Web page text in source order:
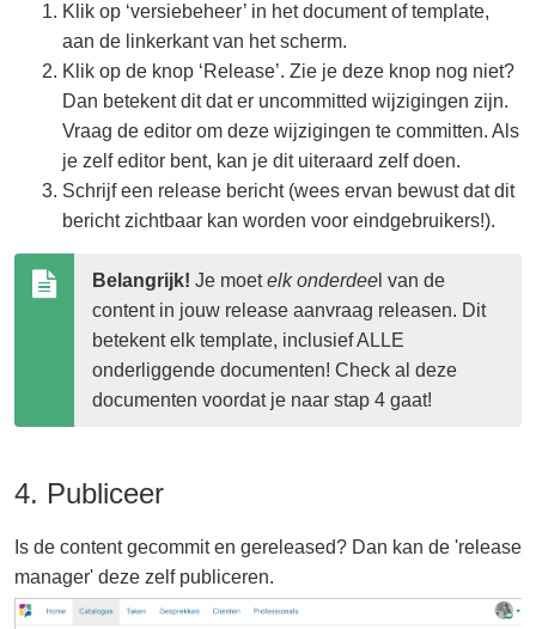
Klik op ‘versiebeheer’ in het document of template,
aan de linkerkant van het scherm.
Klik op de knop ‘Release’. Zie je deze knop nog niet?
Dan betekent dit dat er uncommitted wijzigingen zijn.
Vraag de editor om deze wijzigingen te committen. Als
je zelf editor bent, kan je dit uiteraard zelf doen.
Schrijf een release bericht (wees ervan bewust dat dit
bericht zichtbaar kan worden voor eindgebruikers!).
Belangrijk! Je moet elk onderdee l van de
content in jouw release aanvraag releasen. Dit
betekent elk template, inclusief ALLE
onderliggende documenten! Check al deze
documenten voordat je naar stap 4 gaat!
4. Publiceer
Is de content gecommit en gereleased? Dan kan de 'release
manager' deze zelf publiceren.